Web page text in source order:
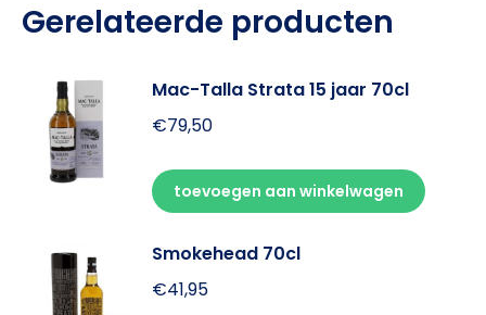
Gerelateerde producten
Mac-Talla Strata 15 jaar 70cl
€79,50
toevoegen aan winkelwagen
Smokehead 70cl
€41,95